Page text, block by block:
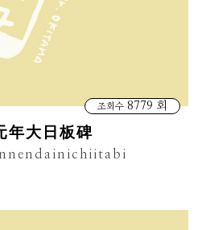
조회수8779 회
年大日板碑